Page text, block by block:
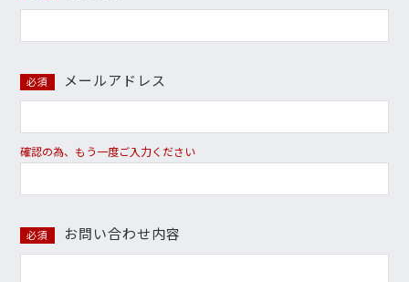
必須 メールアドレス
確認の為、もう一度ご入力ください
必須 お問い合わせ内容